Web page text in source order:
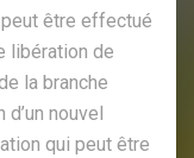
être effectué
libération de
la branche
nouvel
qui peut être